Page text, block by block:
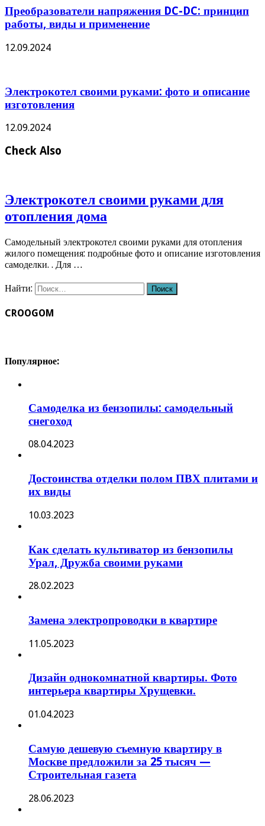
Преобразователи напряжения DC-DC: принцип
работы, виды и применение
12.09.2024
Электрокотел своими руками: фото и описание
изготовления
12.09.2024
Check Also
Электрокотел своими руками для
отопления дома
Самодельный электрокотел своими руками для отопления
жилого помещения: подробные фото и описание изготовления
самоделки. . Для …
Найти:
CROOGOM
Популярное:
Самоделка из бензопилы: самодельный
снегоход
08.04.2023
Достоинства отделки полом ПВХ плитами и
их виды
10.03.2023
Как сделать культиватор из бензопилы
Урал, Дружба своими руками
28.02.2023
Замена электропроводки в квартире
11.05.2023
Дизайн однокомнатной квартиры. Фото
интерьера квартиры Хрущевки.
01.04.2023
Самую дешевую съемную квартиру в
Москве предложили за 25 тысяч —
Строительная газета
28.06.2023